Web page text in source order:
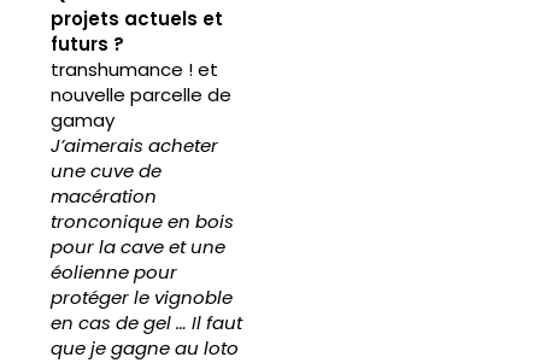
projets actuels et
futurs ?
transhumance ! et
nouvelle parcelle de
gamay
J’aimerais acheter
une cuve de
macération
tronconique en bois
pour la cave et une
éolienne pour
protéger le vignoble
en cas de gel … Il faut
que je gagne au loto